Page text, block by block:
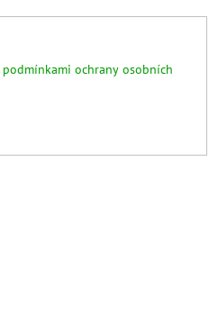
podmínkami ochrany osobních